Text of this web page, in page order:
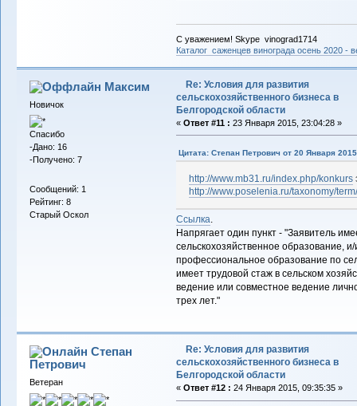
С уважением! Skype vinograd1714
Каталог саженцев винограда осень 2020 -
Максим
Новичок
Спасибо
-Дано: 16
-Получено: 7
Сообщений: 1
Рейтинг: 8
Старый Оскол
Re: Условия для развития
сельскохозяйственного бизнеса в
Белгородской области
« Ответ #11 : 23 Января 2015, 23:04:28 »
Цитата: Степан Петрович от 20 Января
http://www.mb31.ru/index.php/konkurs
http://www.poselenia.ru/taxonomy/
Ссылка.
Напрягает один пункт - "Заявитель
сельскохозяйственное образование,
профессиональное образование по
имеет трудовой стаж в сельском
ведение или совместное ведение
трех лет."
Степан
Петрович
Ветеран
Re: Условия для развития
сельскохозяйственного бизнеса в
Белгородской области
« Ответ #12 : 24 Января 2015, 09:35:35 »